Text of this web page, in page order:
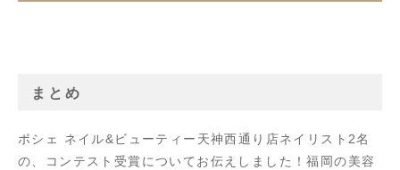
まとめ
ポシェ ネイル&ビューティー天神西通り店ネイリスト2名
の、コンテスト受賞についてお伝えしました！福岡の美容